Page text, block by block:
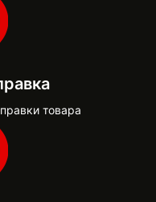
товара